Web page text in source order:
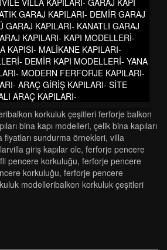
VİLLA KAPILARI- GARAJ KAPI
GARAJ KAPILARI- DEMİR GARAJ
GARAJ KAPILARI- KANATLI GARAJ
KAPILARI- KAPI MODELLERİ-
KAPISI- MALİKANE KAPILARI-
DEMİR KAPI MODELLERİ- YANA
MODERN FERFORJE KAPILARI-
ARAÇ GİRİŞ KAPILARI- SİTE
ARAÇ KAPILARI-
korkuluk çeşi̇tleri̇ ferforje balkon
bi̇na kapi modelleri̇, çeli̇k bi̇na kapilari
fi̇yatlari sundurma örnekleri̇, vi̇lla
gi̇ri̇ş kapilar olc, ferforje pencere
pencere korkuluğu, ferforje pencere
korkuluğu, ferforje pencere
modelleri̇balkon korkuluk çeşi̇tleri̇